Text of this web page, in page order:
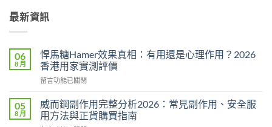
最新資訊
06
8 月
悍馬糖Hamer效果真相：有用還是心理作用？2026
香港用家實測評價
在
馬
糖
Hamer
留言功能已關閉
05
8 月
威而鋼副作用完整分析2026：常見副作用、安全服
用方法與正貨購買指南